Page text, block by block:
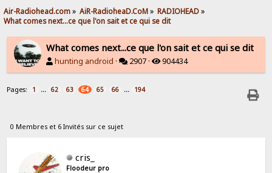
Air-Radiohead.com» AiR-RadioheaD.CoM» RADIOHEAD»
What comes next...ce que l'on sait et ce qui se dit
What comes next...ce que l'on sait et ce qui se dit
hunting android · 2907 · 904434
Pages: 1 ... 62 63 64 65 66 ... 194
0 Membres et 6 Invités sur ce sujet
cris_
Floodeur pro